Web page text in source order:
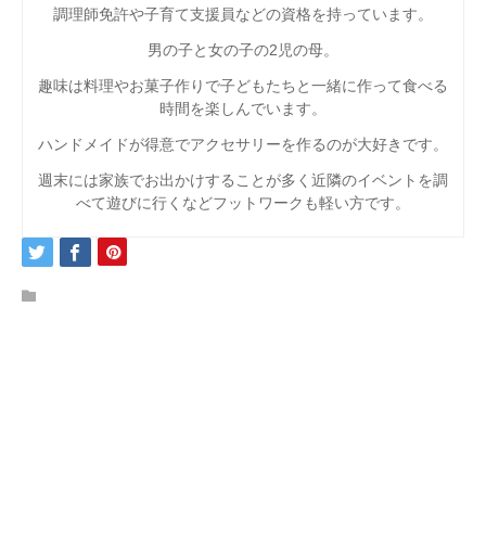
調理師免許や子育て支援員などの資格を持っています。
男の子と女の子の2児の母。
趣味は料理やお菓子作りで子どもたちと一緒に作って食べる
時間を楽しんでいます。
ハンドメイドが得意でアクセサリーを作るのが大好きです。
週末には家族でお出かけすることが多く近隣のイベントを調
べて遊びに行くなどフットワークも軽い方です。